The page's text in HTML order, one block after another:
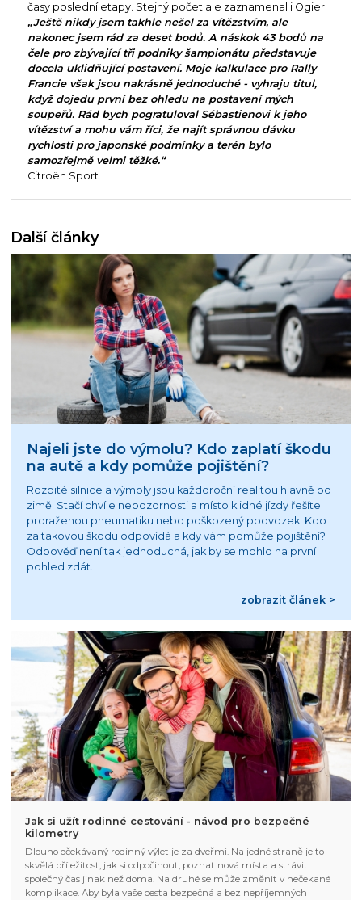
časy poslední etapy. Stejný počet ale zaznamenal i Ogier.
„Ještě nikdy jsem takhle nešel za vítězstvím, ale
nakonec jsem rád za deset bodů. A náskok 43 bodů na
čele pro zbývající tři podniky šampionátu představuje
docela uklidňující postavení. Moje kalkulace pro Rally
Francie však jsou nakrásně jednoduché - vyhraju titul,
když dojedu první bez ohledu na postavení mých
soupeřů. Rád bych pogratuloval Sébastienovi k jeho
vítězství a mohu vám říci, že najít správnou dávku
rychlosti pro japonské podmínky a terén bylo
samozřejmě velmi těžké.“
Citroën Sport
Další články
Najeli jste do výmolu? Kdo zaplatí škodu
na autě a kdy pomůže pojištění?
Rozbité silnice a výmoly jsou každoroční realitou hlavně po
zimě. Stačí chvíle nepozornosti a místo klidné jízdy řešíte
proraženou pneumatiku nebo poškozený podvozek. Kdo
za takovou škodu odpovídá a kdy vám pomůže pojištění?
Odpověď není tak jednoduchá, jak by se mohlo na první
pohled zdát.
zobrazit článek >
Jak si užít rodinné cestování - návod pro bezpečné
kilometry
Dlouho očekávaný rodinný výlet je za dveřmi. Na jedné straně je to
skvělá příležitost, jak si odpočinout, poznat nová místa a strávit
společný čas jinak než doma. Na druhé se může změnit v nečekané
komplikace. Aby byla vaše cesta bezpečná a bez nepříjemných